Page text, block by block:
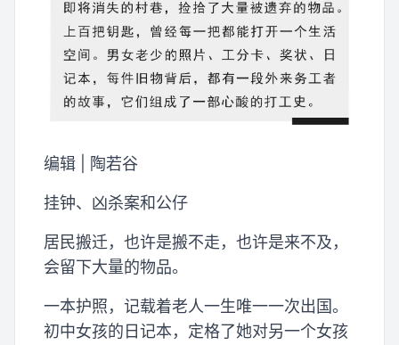
编辑 | 陶若谷
挂钟、凶杀案和公仔
居民搬迁，也许是搬不走，也许是来不及，
会留下大量的物品。
一本护照，记载着老人一生唯一一次出国。
初中女孩的日记本，定格了她对另一个女孩